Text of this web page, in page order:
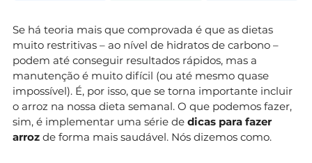
Se há teoria mais que comprovada é que as dietas
muito restritivas – ao nível de hidratos de carbono –
podem até conseguir resultados rápidos, mas a
manutenção é muito difícil (ou até mesmo quase
impossível). É, por isso, que se torna importante incluir
o arroz na nossa dieta semanal. O que podemos fazer,
sim, é implementar uma série de dicas para fazer
arroz de forma mais saudável. Nós dizemos como.